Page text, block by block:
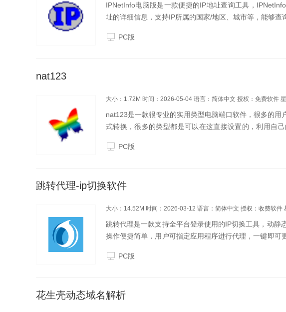
IPNetInfo电脑版是一款便捷的IP地址查询工具，
址的详细信息，支持IP所属的国家/地区、城市等，能够
PC版
nat123
大小：1.72M 时间：2026-05-04 语言：简体中文 授权：免费软件
nat123是一款很专业的实用类型电脑端口软件，很多的
式转换，很多的类型都是可以在这直接设置的，利用自
用，不限速的，快来下载使用吧！软件功能支持任意网
速度瓶颈。支持...
PC版
跳转代理-ip切换软件
大小：14.52M 时间：2026-03-12 语言：简体中文 授权：收费软件
跳转代理是一款支持全平台登录使用的IP切换工具，动静
操作便捷简单，用户可指定应用程序进行代理，一键即
体验千万优质IP资源，无限流量，操作简单，一键连接
卓、PC...
PC版
花生壳动态域名解析